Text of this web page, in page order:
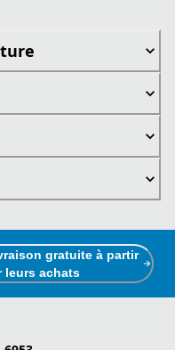
gratuite à partir
leurs achats